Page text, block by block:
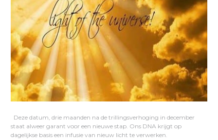
Deze datum, drie maanden na de trillingsverhoging in december
staat alweer garant voor een nieuwe stap. Ons DNA krijgt op
dagelijkse basis een infusie van nieuw licht te verwerken.